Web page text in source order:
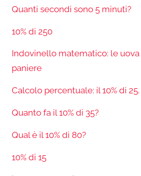
Quanti secondi sono 5 minuti?
10% di 250
Indovinello matematico: le
paniere
Calcolo percentuale: il 10% di 25.
Quanto fa il 10% di 35?
Qual è il 10% di 80?
10% di 15